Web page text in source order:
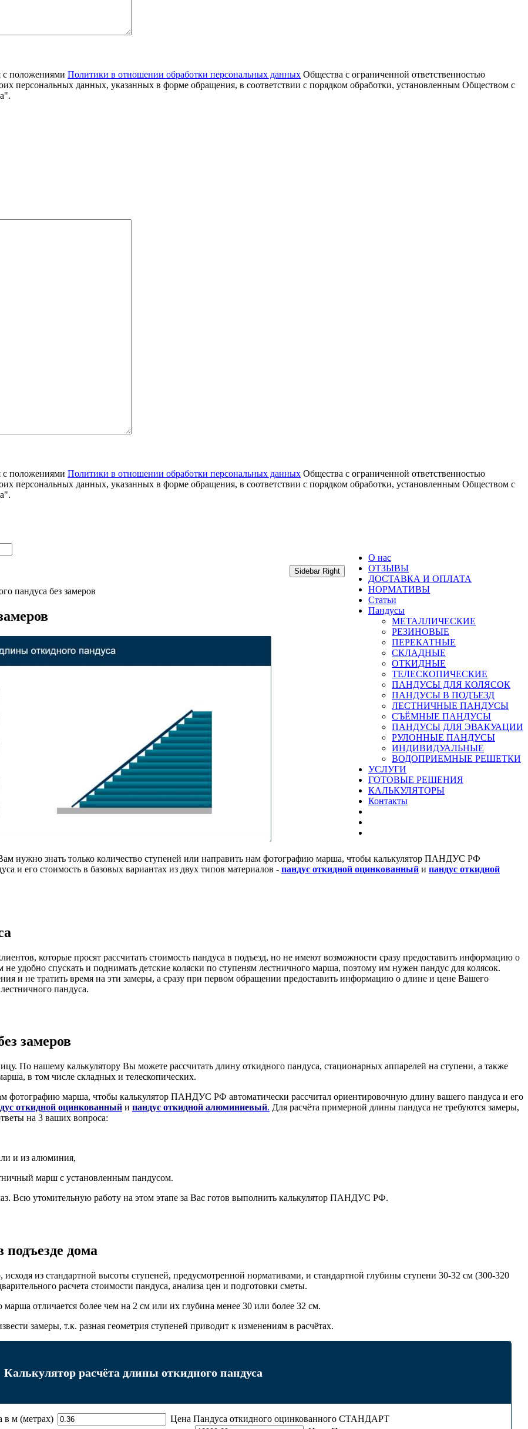
с положениями Политики в отношении обработки персональных данных Общества с ограниченной ответственностью
персональных данных, указанных в форме обращения, в соответствии с порядком обработки, установленным Обществом с
с положениями Политики в отношении обработки персональных данных Общества с ограниченной ответственностью
персональных данных, указанных в форме обращения, в соответствии с порядком обработки, установленным Обществом с
О нас
ОТЗЫВЫ
ДОСТАВКА И ОПЛАТА
НОРМАТИВЫ
Статьи
Пандусы
МЕТАЛЛИЧЕСКИЕ
РЕЗИНОВЫЕ
ПЕРЕКАТНЫЕ
СКЛАДНЫЕ
ОТКИДНЫЕ
ТЕЛЕСКОПИЧЕСКИЕ
ПАНДУСЫ ДЛЯ КОЛЯСОК
ПАНДУСЫ В ПОДЪЕЗД
ЛЕСТНИЧНЫЕ ПАНДУСЫ
CЪЁМНЫЕ ПАНДУСЫ
ПАНДУСЫ ДЛЯ ЭВАКУАЦИИ
РУЛОННЫЕ ПАНДУСЫ
ИНДИВИДУАЛЬНЫЕ
ВОДОПРИЕМНЫЕ РЕШЕТКИ
УСЛУГИ
ГОТОВЫЕ РЕШЕНИЯ
КАЛЬКУЛЯТОРЫ
Контакты
Sidebar Right
пандуса без замеров
нужно знать только количество ступеней или направить нам фотографию марша, чтобы калькулятор ПАНДУС РФ
и его стоимость в базовых вариантах из двух типов материалов - пандус откидной оцинкованный и пандус откидной
которые просят рассчитать стоимость пандуса в подъезд, но не имеют возможности сразу предоставить информацию о
удобно спускать и поднимать детские коляски по ступеням лестничного марша, поэтому им нужен пандус для колясок.
и не тратить время на эти замеры, а сразу при первом обращении предоставить информацию о длине и цене Вашего
пандуса.
замеров
По нашему калькулятору Вы можете рассчитать длину откидного пандуса, стационарных аппарелей на ступени, а также
в том числе складных и телескопических.
фотографию марша, чтобы калькулятор ПАНДУС РФ автоматически рассчитал ориентировочную длину вашего пандуса и его
откидной оцинкованный и пандус откидной алюминиевый. Для расчёта примерной длины пандуса не требуются замеры,
на 3 ваших вопроса:
и из алюминия,
марш с установленным пандусом.
Всю утомительную работу на этом этапе за Вас готов выполнить калькулятор ПАНДУС РФ.
подъезде дома
исходя из стандартной высоты ступеней, предусмотренной нормативами, и стандартной глубины ступени 30-32 см (300-320
расчета стоимости пандуса, анализа цен и подготовки сметы.
отличается более чем на 2 см или их глубина менее 30 или более 32 см.
замеры, т.к. разная геометрия ступеней приводит к изменениям в расчётах.
Калькулятор расчёта длины откидного пандуса
в м (метрах)
Цена Пандуса откидного оцинкованного СТАНДАРТ